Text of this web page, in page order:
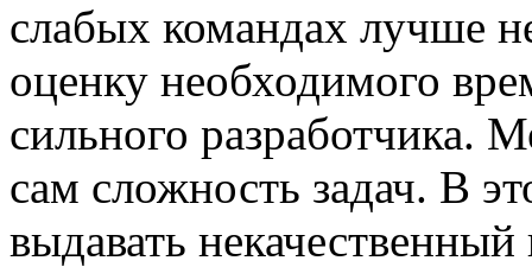
слабых командах лучше
оценку необходимого
сильного разработчика.
сам сложность задач. В
выдавать